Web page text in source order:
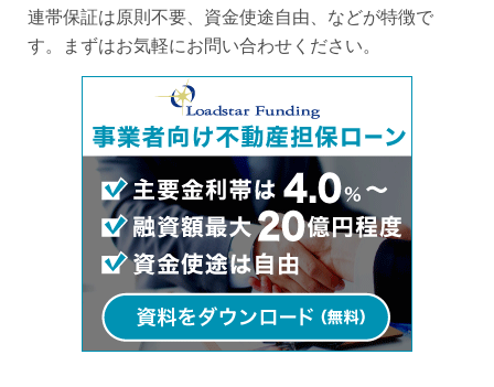
連帯保証は原則不要、資金使途自由、などが特徴で
す。まずはお気軽にお問い合わせください。